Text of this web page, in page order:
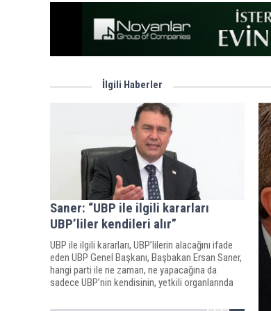
İlgili Haberler
Saner: “UBP ile ilgili kararları
UBP’liler kendileri alır”
UBP ile ilgili kararları, UBP’lilerin alacağını ifade
eden UBP Genel Başkanı, Başbakan Ersan Saner,
hangi parti ile ne zaman, ne yapacağına da
sadece UBP’nin kendisinin, yetkili organlarında